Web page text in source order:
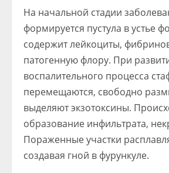
На начальной стадии
формируется пустула в устье
содержит лейкоциты,
патогенную флору. При
воспалительного процесса
перемещаются, свободно
выделяют экзотоксины.
образование инфильтрата,
Пораженные участки
создавая гной в фурункуле.